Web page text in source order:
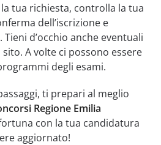
tua richiesta, controlla la tua
dell’iscrizione e
d’occhio anche eventuali
A volte ci possono essere
degli esami.
ti prepari al meglio
Regione Emilia
con la tua candidatura
aggiornato!